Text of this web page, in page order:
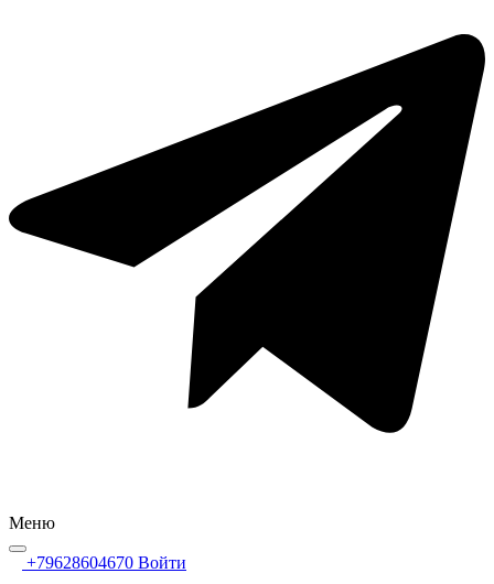
Меню
+79628604670 Войти